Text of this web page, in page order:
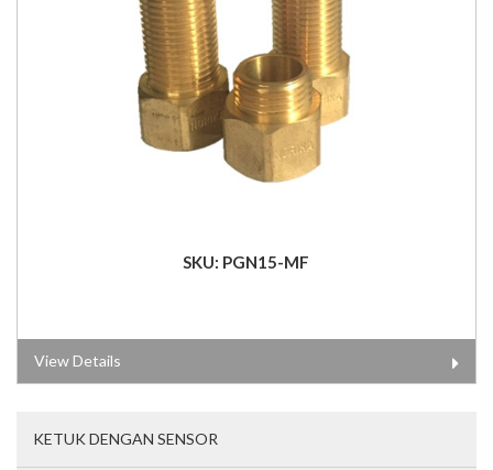
SKU: PGN15-MF
View Details
KETUK DENGAN SENSOR